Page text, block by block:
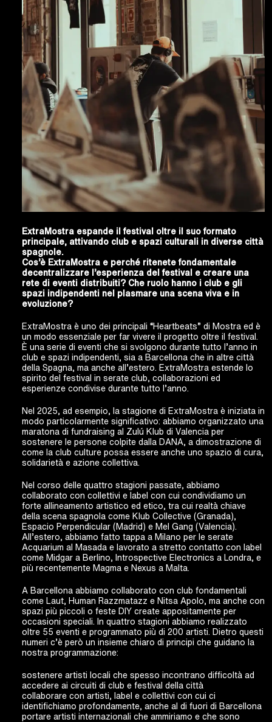
ExtraMostra espande il festival oltre il suo formato
principale, attivando club e spazi culturali in diverse città
spagnole.
Cos’è ExtraMostra e perché ritenete fondamentale
decentralizzare l’esperienza del festival e creare una
rete di eventi distribuiti? Che ruolo hanno i club e gli
spazi indipendenti nel plasmare una scena viva e in
evoluzione?
ExtraMostra è uno dei principali “Heartbeats” di Mostra ed è
un modo essenziale per far vivere il progetto oltre il festival.
È una serie di eventi che si svolgono durante tutto l’anno in
club e spazi indipendenti, sia a Barcellona che in altre città
della Spagna, ma anche all’estero. ExtraMostra estende lo
spirito del festival in serate club, collaborazioni ed
esperienze condivise durante tutto l’anno.
Nel 2025, ad esempio, la stagione di ExtraMostra è iniziata in
modo particolarmente significativo: abbiamo organizzato una
maratona di fundraising al Zulú Klub di Valencia per
sostenere le persone colpite dalla DANA, a dimostrazione di
come la club culture possa essere anche uno spazio di cura,
solidarietà e azione collettiva.
Nel corso delle quattro stagioni passate, abbiamo
collaborato con collettivi e label con cui condividiamo un
forte allineamento artistico ed etico, tra cui realtà chiave
della scena spagnola come Klub Collective (Granada),
Espacio Perpendicular (Madrid) e Mel Gang (Valencia).
All’estero, abbiamo fatto tappa a Milano per le serate
Acquarium al Masada e lavorato a stretto contatto con label
come Midgar a Berlino, Introspective Electronics a Londra, e
più recentemente Magma e Nexus a Malta.
A Barcellona abbiamo collaborato con club fondamentali
come Laut, Human Razzmatazz e Nitsa Apolo, ma anche con
spazi più piccoli o feste DIY create appositamente per
occasioni speciali. In quattro stagioni abbiamo realizzato
oltre 55 eventi e programmato più di 200 artisti. Dietro questi
numeri c’è però un insieme chiaro di principi che guidano la
nostra programmazione:
sostenere artisti locali che spesso incontrano difficoltà ad
accedere ai circuiti di club e festival della città
collaborare con artisti, label e collettivi con cui ci
identifichiamo profondamente, anche al di fuori di Barcellona
portare artisti internazionali che ammiriamo e che sono